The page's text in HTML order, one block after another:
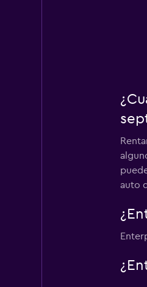
auto